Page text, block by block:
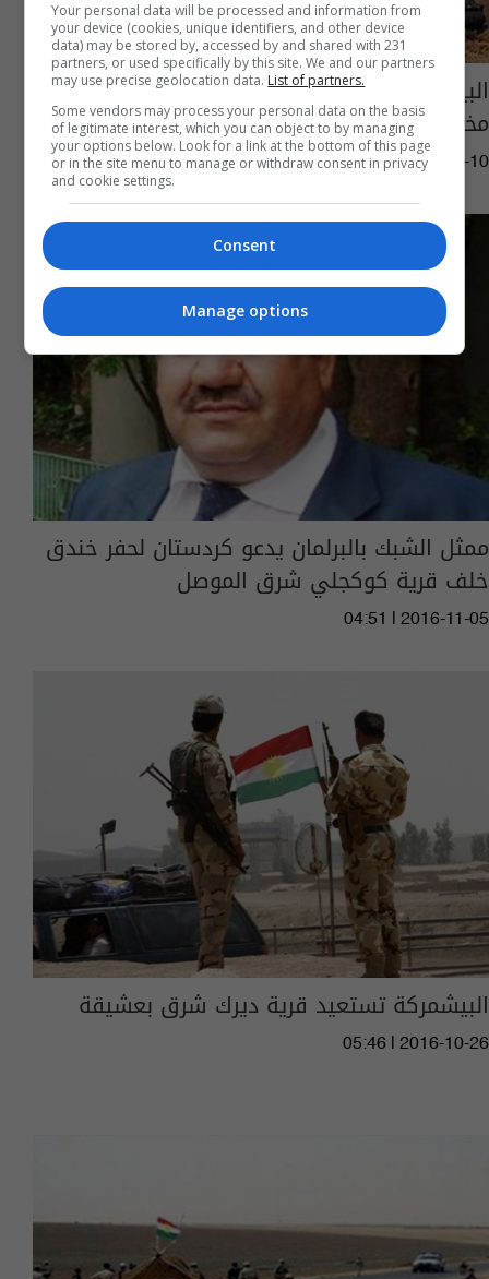
البيشمركة تعلن قتل 16 مسلحا من "داعش" كانوا
مختبئين داخل بعشيقة
03:12 | 2016-11-10
ممثل الشبك بالبرلمان يدعو كردستان لحفر خندق
خلف قرية كوكجلي شرق الموصل
04:51 | 2016-11-05
البيشمركة تستعيد قرية ديرك شرق بعشيقة
05:46 | 2016-10-26
Your personal data will be processed and information from
your device (cookies, unique identifiers, and other device
data) may be stored by, accessed by and shared with 231
partners, or used specifically by this site. We and our partners
may use precise geolocation data. List of partners.
Some vendors may process your personal data on the basis
of legitimate interest, which you can object to by managing
your options below. Look for a link at the bottom of this page
or in the site menu to manage or withdraw consent in privacy
and cookie settings.
Consent
Manage options